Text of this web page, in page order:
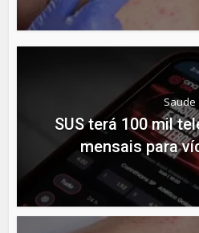
Saude
SUS terá 100 mil
mensais para